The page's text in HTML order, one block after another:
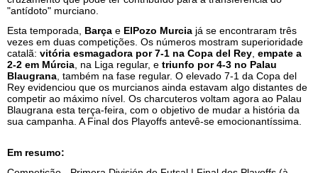
"antídoto" murciano.
Esta temporada, Barça e ElPozo Murcia já se encontraram três
vezes em duas competições. Os números mostram superioridade
catalã: vitória esmagadora por 7-1 na Copa del Rey empate a
2-2 em Múrcia , na Liga regular, e triunfo por 4-3 no Palau
Blaugrana , também na fase regular. O elevado 7-1 da Copa del
Rey evidenciou que os murcianos ainda estavam algo distantes de
competir ao máximo nível. Os charcuteros voltam agora ao Palau
Blaugrana esta terça-feira, com o objetivo de mudar a história da
sua campanha. A Final dos Playoffs antevê-se emocionantíssima.
Em resumo: